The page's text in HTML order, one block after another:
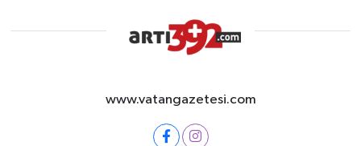
www.vatangazetesi.com